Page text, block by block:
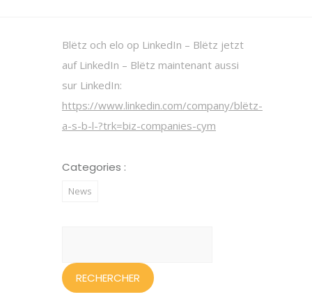
Blëtz och elo op LinkedIn – Blëtz jetzt
auf LinkedIn – Blëtz maintenant aussi
sur LinkedIn:
https://www.linkedin.com/company/blëtz-
a-s-b-l-?trk=biz-companies-cym
Categories :
News